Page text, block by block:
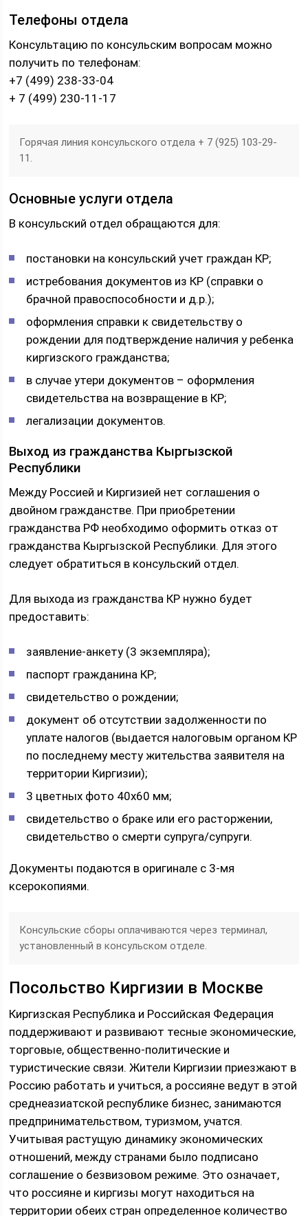
Телефоны отдела
Консультацию по консульским вопросам можно
получить по телефонам:
+7 (499) 238-33-04
+ 7 (499) 230-11-17
Горячая линия консульского отдела + 7 (925) 103-29-
11.
Основные услуги отдела
В консульский отдел обращаются для:
постановки на консульский учет граждан КР;
истребования документов из КР (справки о
брачной правоспособности и д.р.);
оформления справки к свидетельству о
рождении для подтверждение наличия у ребенка
киргизского гражданства;
в случае утери документов – оформления
свидетельства на возвращение в КР;
легализации документов.
Выход из гражданства Кыргызской
Республики
Между Россией и Киргизией нет соглашения о
двойном гражданстве. При приобретении
гражданства РФ необходимо оформить отказ от
гражданства Кыргызской Республики. Для этого
следует обратиться в консульский отдел.
Для выхода из гражданства КР нужно будет
предоставить:
заявление-анкету (3 экземпляра);
паспорт гражданина КР;
свидетельство о рождении;
документ об отсутствии задолженности по
уплате налогов (выдается налоговым органом КР
по последнему месту жительства заявителя на
территории Киргизии);
3 цветных фото 40х60 мм;
свидетельство о браке или его расторжении,
свидетельство о смерти супруга/супруги.
Документы подаются в оригинале с 3-мя
ксерокопиями.
Консульские сборы оплачиваются через терминал,
установленный в консульском отделе.
Посольство Киргизии в Москве
Киргизская Республика и Российская Федерация
поддерживают и развивают тесные экономические,
торговые, общественно-политические и
туристические связи. Жители Киргизии приезжают в
Россию работать и учиться, а россияне ведут в этой
среднеазиатской республике бизнес, занимаются
предпринимательством, туризмом, учатся.
Учитывая растущую динамику экономических
отношений, между странами было подписано
соглашение о безвизовом режиме. Это означает,
что россияне и киргизы могут находиться на
территории обеих стран определенное количество